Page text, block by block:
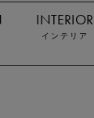
インテリア